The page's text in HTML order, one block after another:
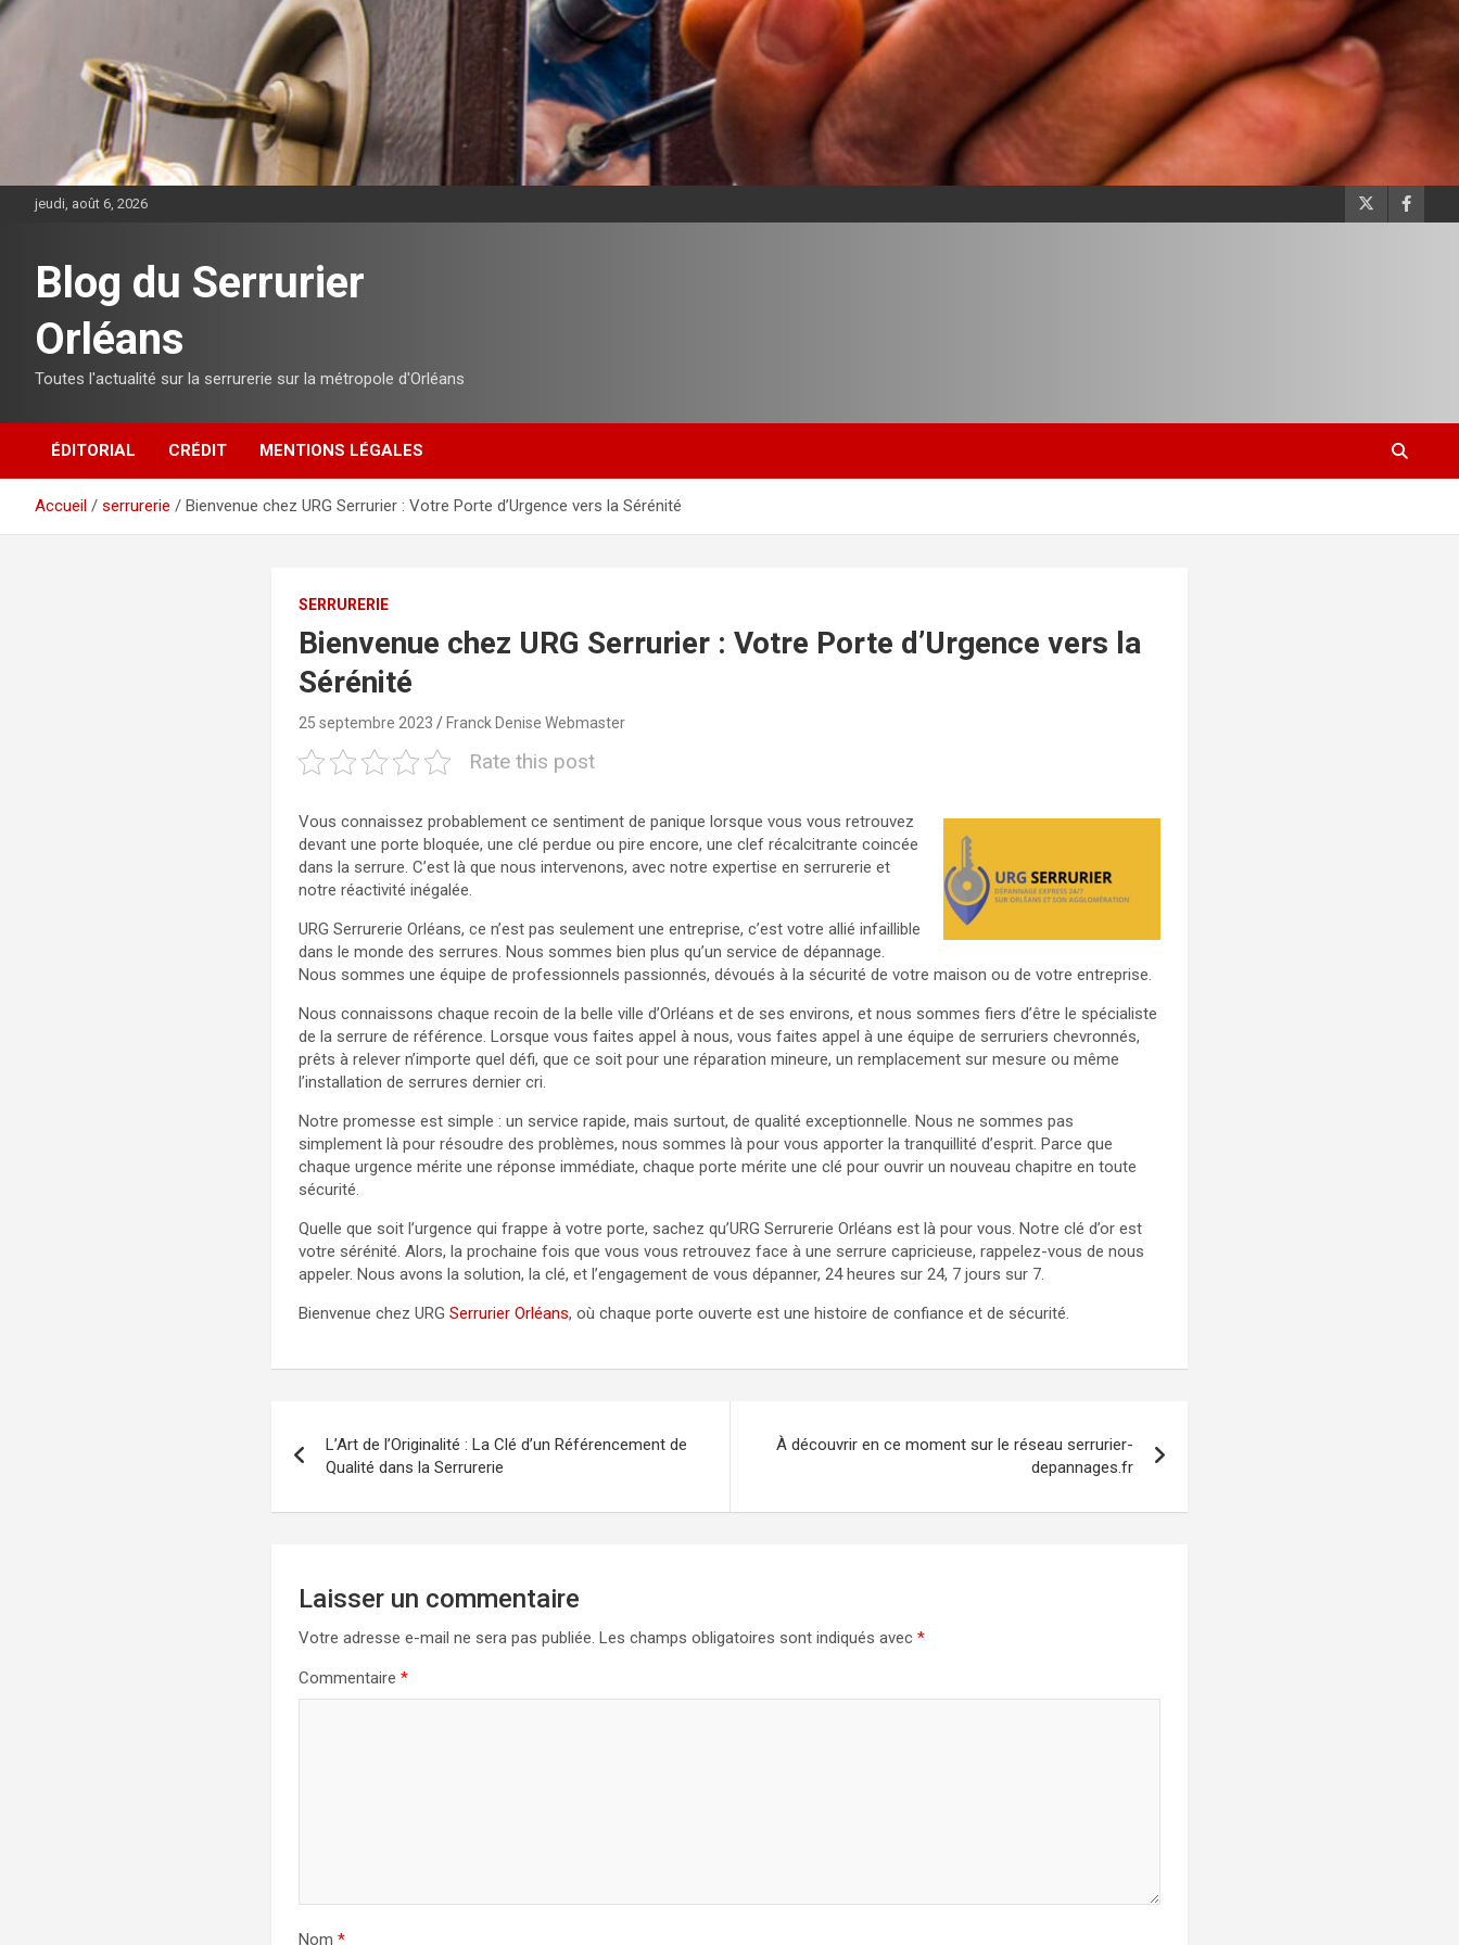
Aller
jeudi, août 6, 2026
Blog du Serrurier
Orléans
Toutes l'actualité sur la serrurerie sur la métropole d'Orléans
ÉDITORIAL CRÉDIT MENTIONS LÉGALES
Accueil serrurerie Bienvenue chez URG Serrurier : Votre Porte d’Urgence vers la Sérénité
SERRURERIE
Bienvenue chez URG Serrurier : Votre Porte d’Urgence vers la
Sérénité
25 septembre 2023 Franck Denise Webmaster
Rate this post
Vous connaissez probablement ce sentiment de panique lorsque vous vous retrouvez
devant une porte bloquée, une clé perdue ou pire encore, une clef récalcitrante coincée
dans la serrure. C’est là que nous intervenons, avec notre expertise en serrurerie et
notre réactivité inégalée.
URG Serrurerie Orléans, ce n’est pas seulement une entreprise, c’est votre allié infaillible
dans le monde des serrures. Nous sommes bien plus qu’un service de dépannage.
Nous sommes une équipe de professionnels passionnés, dévoués à la sécurité de votre maison ou de votre entreprise.
Nous connaissons chaque recoin de la belle ville d’Orléans et de ses environs, et nous sommes fiers d’être le spécialiste
de la serrure de référence. Lorsque vous faites appel à nous, vous faites appel à une équipe de serruriers chevronnés,
prêts à relever n’importe quel défi, que ce soit pour une réparation mineure, un remplacement sur mesure ou même
l’installation de serrures dernier cri.
Notre promesse est simple : un service rapide, mais surtout, de qualité exceptionnelle. Nous ne sommes pas
simplement là pour résoudre des problèmes, nous sommes là pour vous apporter la tranquillité d’esprit. Parce que
chaque urgence mérite une réponse immédiate, chaque porte mérite une clé pour ouvrir un nouveau chapitre en toute
sécurité.
Quelle que soit l’urgence qui frappe à votre porte, sachez qu’URG Serrurerie Orléans est là pour vous. Notre clé d’or est
votre sérénité. Alors, la prochaine fois que vous vous retrouvez face à une serrure capricieuse, rappelez-vous de nous
appeler. Nous avons la solution, la clé, et l’engagement de vous dépanner, 24 heures sur 24, 7 jours sur 7.
Bienvenue chez URGSerrurier Orléans, où chaque porte ouverte est une histoire de confiance et de sécurité.
de
l’article
L’Art de l’Originalité : La Clé d’un Référencement de
Qualité dans la Serrurerie
À découvrir en ce moment sur le réseau serrurier-
depannages.fr
Laisser un commentaire
Votre adresse e-mail ne sera pas publiée. Les champs obligatoires sont indiqués avec*
Commentaire*
Nom*